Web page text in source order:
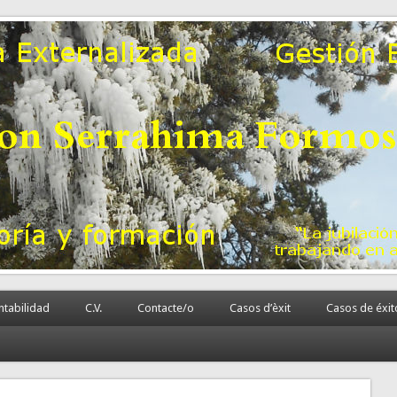
PyME
C.V. Contacte/o Casos d’èxit Casos de